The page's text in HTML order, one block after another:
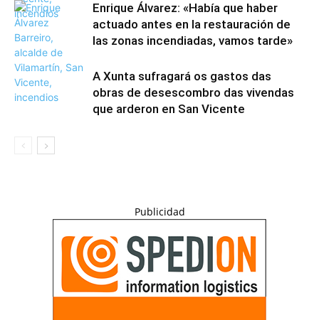
Enrique Álvarez: «Había que haber
actuado antes en la restauración de
las zonas incendiadas, vamos tarde»
A Xunta sufragará os gastos das
obras de desescombro das vivendas
que arderon en San Vicente
Publicidad